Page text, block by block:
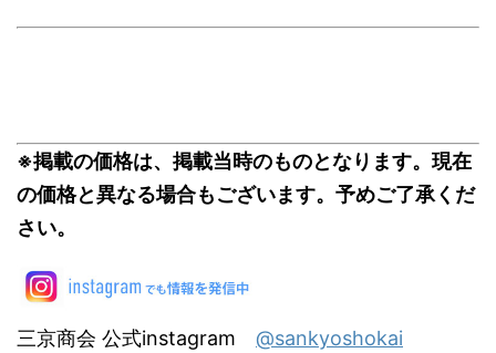
※掲載の価格は、掲載当時のものとなります。現在
の価格と異なる場合もございます。予めご了承くだ
さい。
三京商会 公式instagram @sankyoshokai